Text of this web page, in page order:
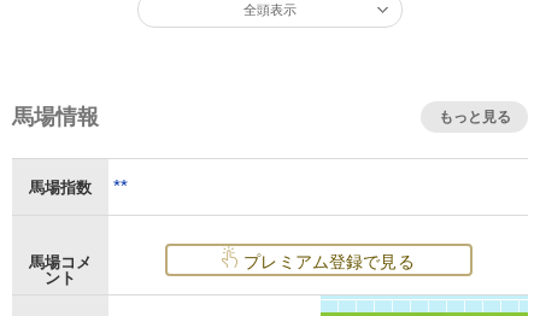
全頭表示
馬場情報 もっと見る
馬場指数 **
馬場コメ
ント
プレミアム登録で見る